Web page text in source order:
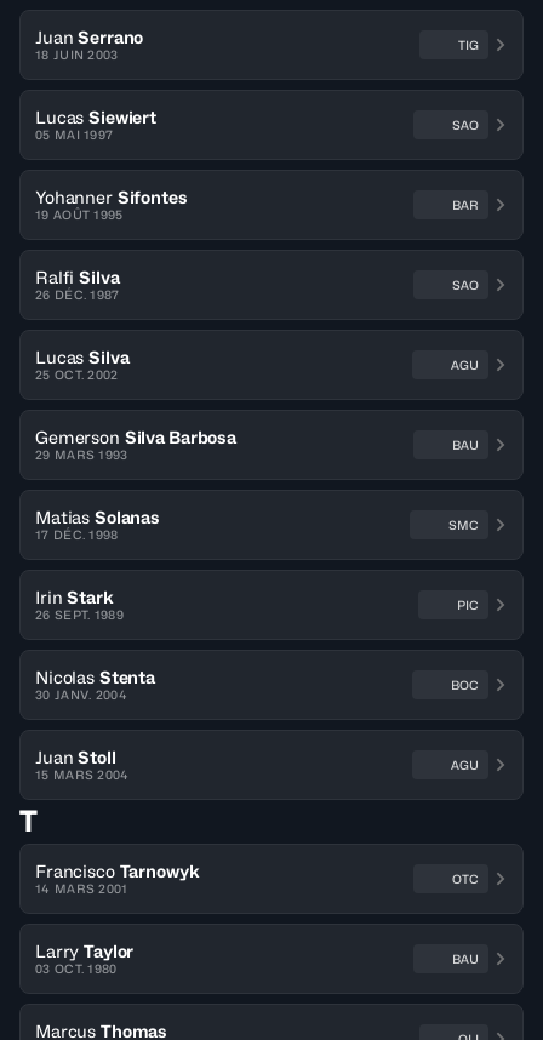
Juan Serrano
18 JUIN 2003
TIG
Lucas Siewiert
05 MAI 1997
SAO
Yohanner Sifontes
19 AOÛT 1995
BAR
Ralfi Silva
26 DÉC. 1987
SAO
Lucas Silva
25 OCT. 2002
AGU
Gemerson Silva Barbosa
29 MARS 1993
BAU
Matias Solanas
17 DÉC. 1998
SMC
Irin Stark
26 SEPT. 1989
PIC
Nicolas Stenta
30 JANV. 2004
BOC
Juan Stoll
15 MARS 2004
AGU
T
Francisco Tarnowyk
14 MARS 2001
OTC
Larry Taylor
03 OCT. 1980
BAU
Marcus Thomas